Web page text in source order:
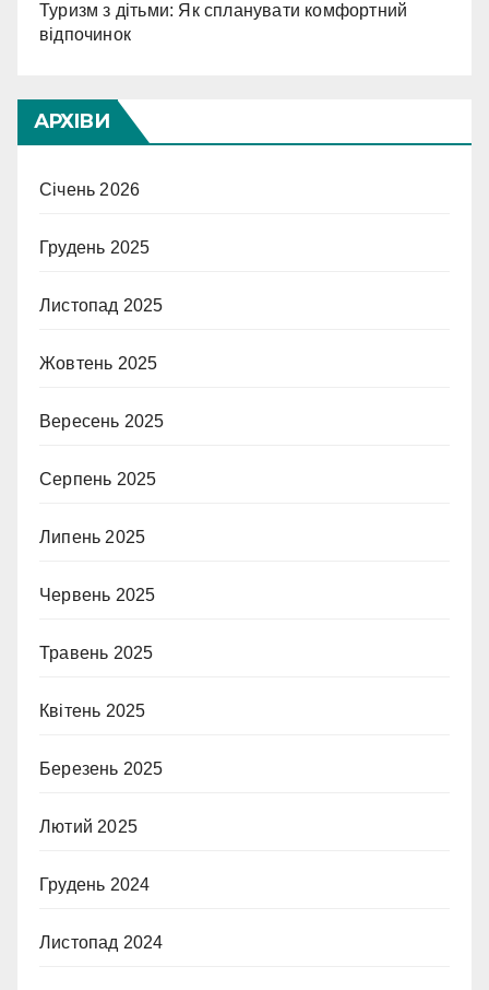
Туризм з дітьми: Як спланувати комфортний
відпочинок
АРХІВИ
Січень 2026
Грудень 2025
Листопад 2025
Жовтень 2025
Вересень 2025
Серпень 2025
Липень 2025
Червень 2025
Травень 2025
Квітень 2025
Березень 2025
Лютий 2025
Грудень 2024
Листопад 2024